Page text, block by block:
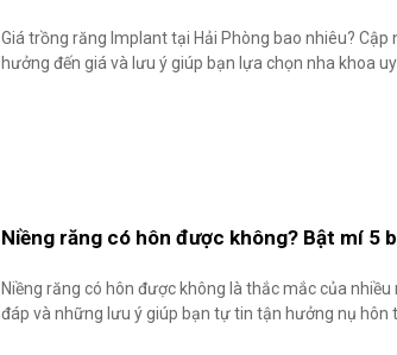
Giá trồng răng Implant tại Hải Phòng bao nhiêu?
hưởng đến giá và lưu ý giúp bạn lựa chọn nha khoa
Niềng răng có hôn được không? Bật mí 5
Niềng răng có hôn được không là thắc mắc của
đáp và những lưu ý giúp bạn tự tin tận hưởng nụ hôn